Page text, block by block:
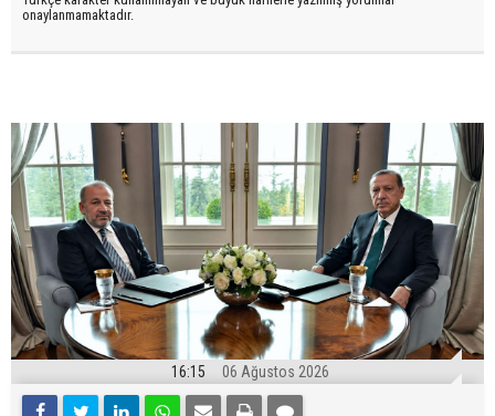
onaylanmamaktadır.
16:15 06 Ağustos 2026